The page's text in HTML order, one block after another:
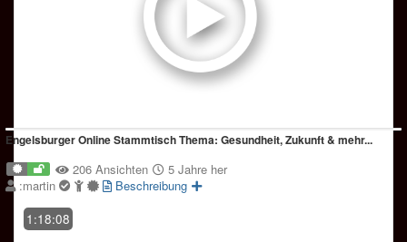
Engelsburger Online Stammtisch Thema: Gesundheit, Zukunft & mehr...
206 Ansichten
5 Jahre her
:martin
Beschreibung
1:18:08